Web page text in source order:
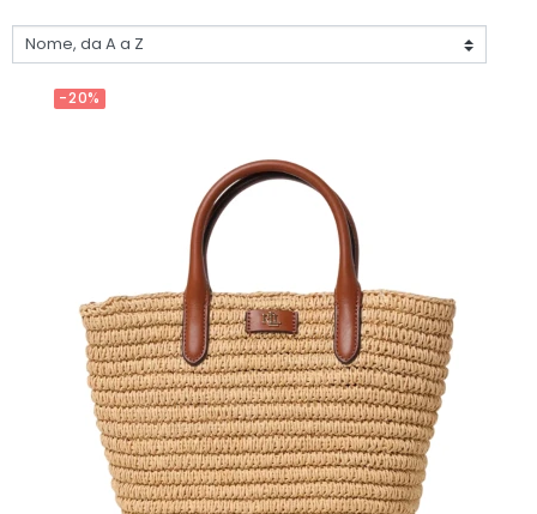
-20%